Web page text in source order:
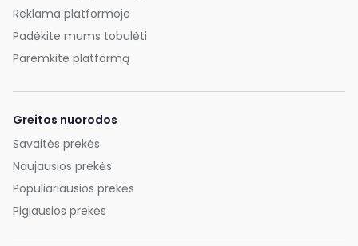
Reklama platformoje
Padėkite mums tobulėti
Paremkite platformą
Greitos nuorodos
Savaitės prekės
Naujausios prekės
Populiariausios prekės
Pigiausios prekės